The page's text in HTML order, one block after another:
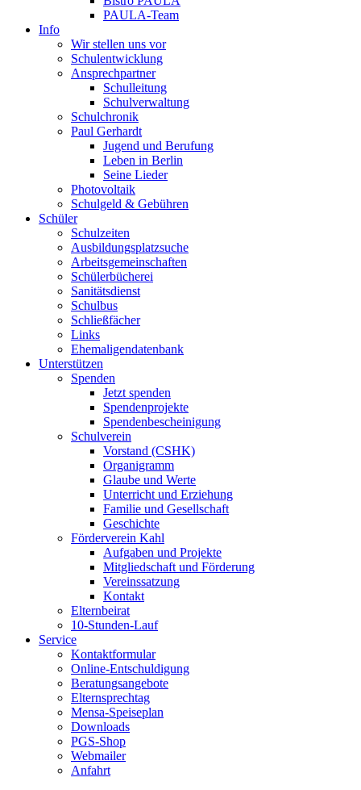
PAULA-Team
Info
Wir stellen uns vor
Schulentwicklung
Ansprechpartner
Schulleitung
Schulverwaltung
Schulchronik
Paul Gerhardt
Jugend und Berufung
Leben in Berlin
Seine Lieder
Photovoltaik
Schulgeld & Gebühren
Schüler
Schulzeiten
Ausbildungsplatzsuche
Arbeitsgemeinschaften
Schülerbücherei
Sanitätsdienst
Schulbus
Schließfächer
Links
Ehemaligendatenbank
Unterstützen
Spenden
Jetzt spenden
Spendenprojekte
Spendenbescheinigung
Schulverein
Vorstand (CSHK)
Organigramm
Glaube und Werte
Unterricht und Erziehung
Familie und Gesellschaft
Geschichte
Förderverein Kahl
Aufgaben und Projekte
Mitgliedschaft und Förderung
Vereinssatzung
Kontakt
Elternbeirat
10-Stunden-Lauf
Service
Kontaktformular
Online-Entschuldigung
Beratungsangebote
Elternsprechtag
Mensa-Speiseplan
Downloads
PGS-Shop
Webmailer
Anfahrt